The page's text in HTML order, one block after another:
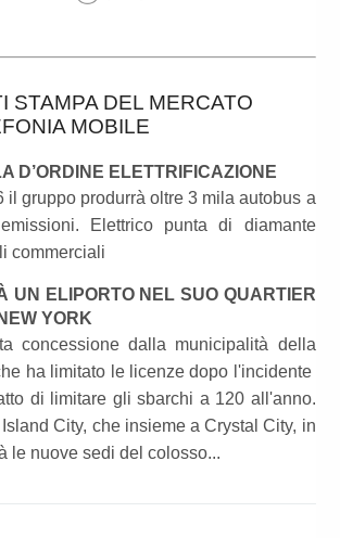
STAMPA DEL MERCATO
MOBILE
D’ORDINE ELETTRIFICAZIONE
il gruppo produrrà oltre 3 mila autobus a
Elettrico punta di diamante
commerciali
UN ELIPORTO NEL SUO QUARTIER
YORK
concessione dalla municipalità della
ha limitato le licenze dopo l'incidente
di limitare gli sbarchi a 120 all'anno.
City, che insieme a Crystal City, in
le nuove sedi del colosso...